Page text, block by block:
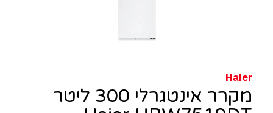
Haier
מקרר אינטגרלי 300 ליטר